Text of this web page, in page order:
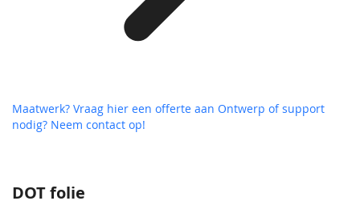
DOT folie
Maatwerk? Vraag hier een offerte aan Ontwerp of support
nodig? Neem contact op!